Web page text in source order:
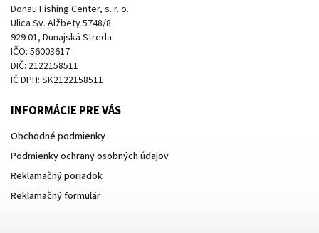
Donau Fishing Center, s. r. o.
Ulica Sv. Alžbety 5748/8
929 01, Dunajská Streda
IČO: 56003617
DIČ: 2122158511
IČ DPH: SK2122158511
INFORMÁCIE PRE VÁS
Obchodné podmienky
Podmienky ochrany osobných údajov
Reklamačný poriadok
Reklamačný formulár